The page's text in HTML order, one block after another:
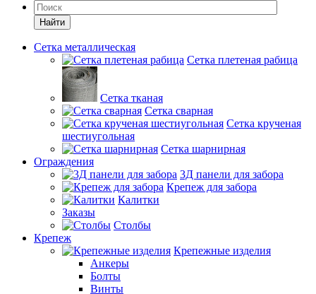
Найти
Сетка металлическая
Сетка плетеная рабица
Сетка тканая
Сетка сварная
Сетка крученая
шестиугольная
Сетка шарнирная
Ограждения
3Д панели для забора
Крепеж для забора
Калитки
Заказы
Столбы
Крепеж
Крепежные изделия
Анкеры
Болты
Винты